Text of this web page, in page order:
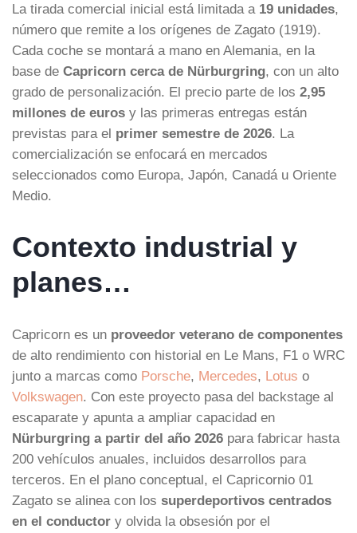
La tirada comercial inicial está limitada a 19 unidades,
número que remite a los orígenes de Zagato (1919).
Cada coche se montará a mano en Alemania, en la
base de Capricorn cerca de Nürburgring, con un alto
grado de personalización. El precio parte de los 2,95
millones de euros y las primeras entregas están
previstas para el primer semestre de 2026. La
comercialización se enfocará en mercados
seleccionados como Europa, Japón, Canadá u Oriente
Medio.
Contexto industrial y
planes…
Capricorn es un proveedor veterano de componentes
de alto rendimiento con historial en Le Mans, F1 o WRC
junto a marcas como Porsche, Mercedes, Lotus o
Volkswagen. Con este proyecto pasa del backstage al
escaparate y apunta a ampliar capacidad en
Nürburgring a partir del año 2026 para fabricar hasta
200 vehículos anuales, incluidos desarrollos para
terceros. En el plano conceptual, el Capricornio 01
Zagato se alinea con los superdeportivos centrados
en el conductor y olvida la obsesión por el